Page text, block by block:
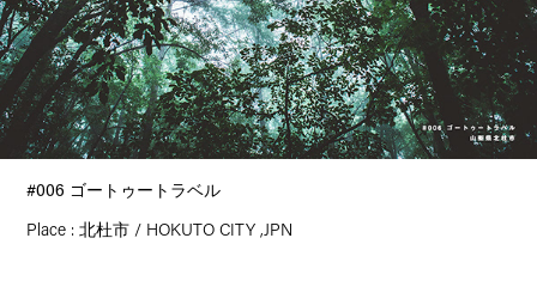
#006 ゴートゥートラベル
Place : 北杜市 / HOKUTO CITY ,JPN